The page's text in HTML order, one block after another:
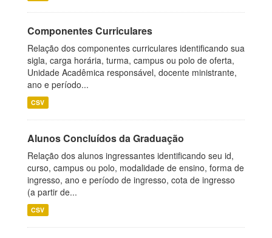
Componentes Curriculares
Relação dos componentes curriculares identificando sua
sigla, carga horária, turma, campus ou polo de oferta,
Unidade Acadêmica responsável, docente ministrante,
ano e período...
CSV
Alunos Concluídos da Graduação
Relação dos alunos ingressantes identificando seu id,
curso, campus ou polo, modalidade de ensino, forma de
ingresso, ano e período de ingresso, cota de ingresso
(a partir de...
CSV